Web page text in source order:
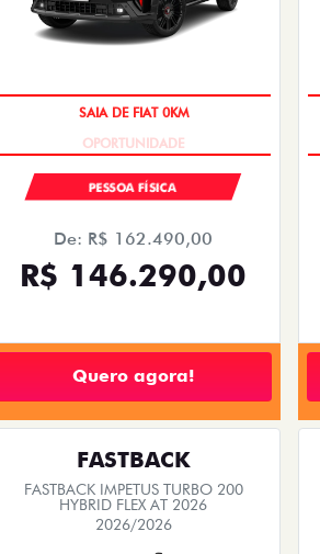
SAIA DE FIAT 0KM
PESSOA FÍSICA
De: R$ 162.490,00
R$ 146.290,00
Quero agora!
FASTBACK
FASTBACK IMPETUS TURBO 200
HYBRID FLEX AT 2026
2026/2026